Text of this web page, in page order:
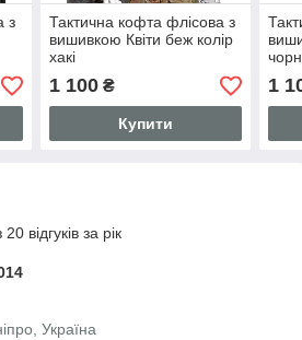
з
Тактична кофта флісова з
вишивкою Квіти беж колір
хакі
1 100₴
Купити
1
відгуків за рік
Україна